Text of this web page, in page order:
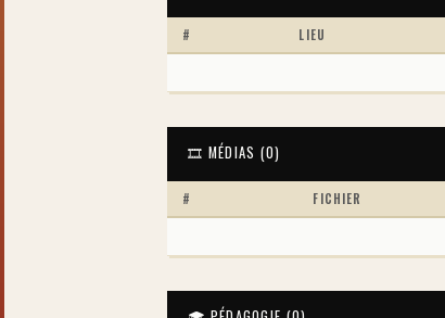
# LIEU
🎞 MÉDIAS (0)
# FICHIER